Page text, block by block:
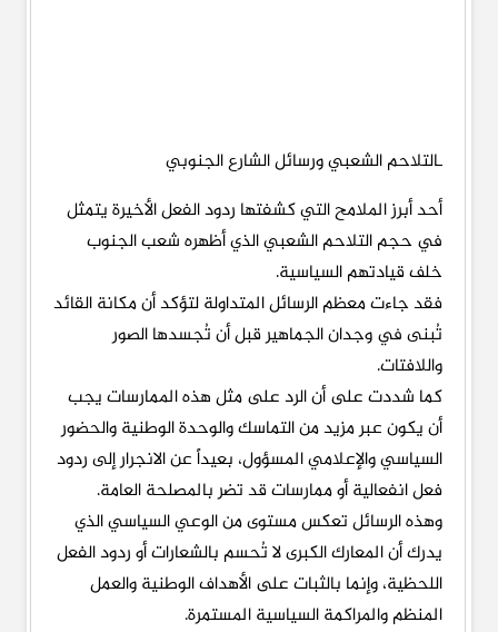
ـالتلاحم الشعبي ورسائل الشارع الجنوبي
أحد أبرز الملامح التي كشفتها ردود الفعل الأخيرة يتمثل
في حجم التلاحم الشعبي الذي أظهره شعب الجنوب
خلف قيادتهم السياسية.
فقد جاءت معظم الرسائل المتداولة لتؤكد أن مكانة القائد
تُبنى في وجدان الجماهير قبل أن تُجسدها الصور
واللافتات.
كما شددت على أن الرد على مثل هذه الممارسات يجب
أن يكون عبر مزيد من التماسك والوحدة الوطنية والحضور
السياسي والإعلامي المسؤول، بعيداً عن الانجرار إلى ردود
فعل انفعالية أو ممارسات قد تضر بالمصلحة العامة.
وهذه الرسائل تعكس مستوى من الوعي السياسي الذي
يدرك أن المعارك الكبرى لا تُحسم بالشعارات أو ردود الفعل
اللحظية، وإنما بالثبات على الأهداف الوطنية والعمل
المنظم والمراكمة السياسية المستمرة.